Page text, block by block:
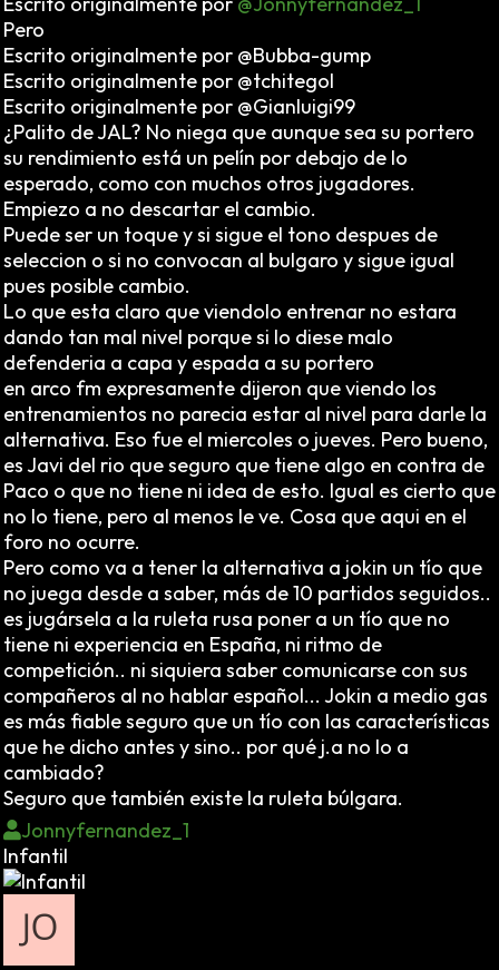
Pero
Escrito originalmente por @Bubba-gump
Escrito originalmente por @tchitegol
Escrito originalmente por @Gianluigi99
¿Palito de JAL? No niega que aunque sea su portero
su rendimiento está un pelín por debajo de lo
esperado, como con muchos otros jugadores.
Empiezo a no descartar el cambio.
Puede ser un toque y si sigue el tono despues de
seleccion o si no convocan al bulgaro y sigue igual
pues posible cambio.
Lo que esta claro que viendolo entrenar no estara
dando tan mal nivel porque si lo diese malo
defenderia a capa y espada a su portero
en arco fm expresamente dijeron que viendo los
entrenamientos no parecia estar al nivel para darle la
alternativa. Eso fue el miercoles o jueves. Pero bueno,
es Javi del rio que seguro que tiene algo en contra de
Paco o que no tiene ni idea de esto. Igual es cierto que
no lo tiene, pero al menos le ve. Cosa que aqui en el
foro no ocurre.
Pero como va a tener la alternativa a jokin un tío que
no juega desde a saber, más de 10 partidos seguidos..
es jugársela a la ruleta rusa poner a un tío que no
tiene ni experiencia en España, ni ritmo de
competición.. ni siquiera saber comunicarse con sus
compañeros al no hablar español... Jokin a medio gas
es más fiable seguro que un tío con las características
que he dicho antes y sino.. por qué j.a no lo a
cambiado?
Seguro que también existe la ruleta búlgara.
Jonnyfernandez_1
Infantil